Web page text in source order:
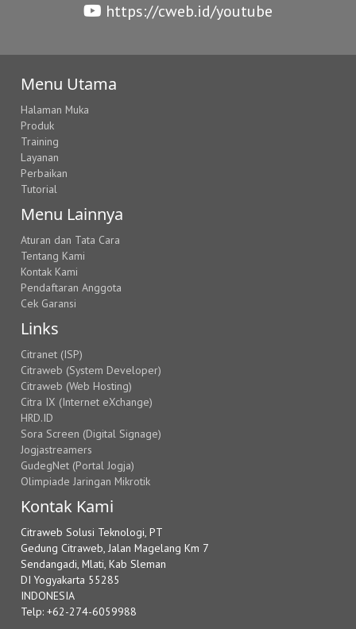
https://cweb.id/youtube
Menu Utama
Halaman Muka
Produk
Training
Layanan
Perbaikan
Tutorial
Menu Lainnya
Aturan dan Tata Cara
Tentang Kami
Kontak Kami
Pendaftaran Anggota
Cek Garansi
Links
Citranet (ISP)
Citraweb (System Developer)
Citraweb (Web Hosting)
Citra IX (Internet eXchange)
HRD.ID
Sora Screen (Digital Signage)
Jogjastreamers
GudegNet (Portal Jogja)
Olimpiade Jaringan Mikrotik
Kontak Kami
Citraweb Solusi Teknologi, PT
Gedung Citraweb, Jalan Magelang Km 7
Sendangadi, Mlati, Kab Sleman
DI Yogyakarta 55285
INDONESIA
Telp: +62-274-6059988